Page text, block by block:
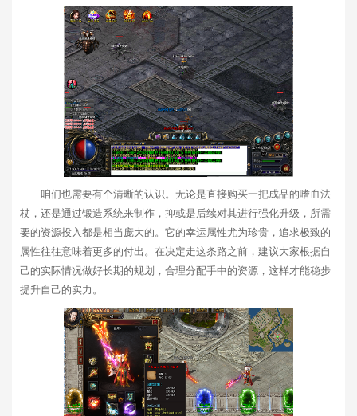
咱们也需要有个清晰的认识。无论是直接购买一把成品的嗜血法
杖，还是通过锻造系统来制作，抑或是后续对其进行强化升级，所需
要的资源投入都是相当庞大的。它的幸运属性尤为珍贵，追求极致的
属性往往意味着更多的付出。在决定走这条路之前，建议大家根据自
己的实际情况做好长期的规划，合理分配手中的资源，这样才能稳步
提升自己的实力。